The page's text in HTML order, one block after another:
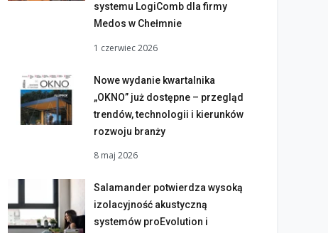
systemu LogiComb dla firmy
Medos w Chełmnie
1 czerwiec 2026
Nowe wydanie kwartalnika
„OKNO” już dostępne – przegląd
trendów, technologii i kierunków
rozwoju branży
8 maj 2026
Salamander potwierdza wysoką
izolacyjność akustyczną
systemów proEvolution i